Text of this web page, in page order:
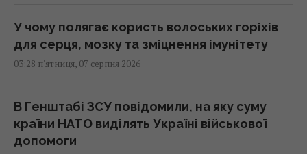
У чому полягає користь волоських горіхів
для серця, мозку та зміцнення імунітету
03:28 п'ятниця, 07 серпня 2026
В Генштабі ЗСУ повідомили, на яку суму
країни НАТО виділять Україні військової
допомоги